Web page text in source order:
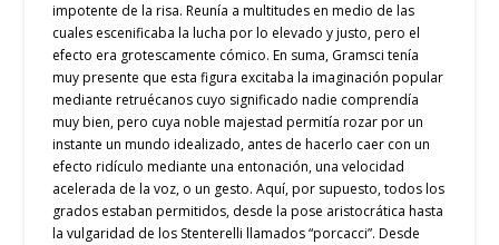
impotente de la risa. Reunía a multitudes en medio de las
cuales escenificaba la lucha por lo elevado y justo, pero el
efecto era grotescamente cómico. En suma, Gramsci tenía
muy presente que esta figura excitaba la imaginación popular
mediante retruécanos cuyo significado nadie comprendía
muy bien, pero cuya noble majestad permitía rozar por un
instante un mundo idealizado, antes de hacerlo caer con un
efecto ridículo mediante una entonación, una velocidad
acelerada de la voz, o un gesto. Aquí, por supuesto, todos los
grados estaban permitidos, desde la pose aristocrática hasta
la vulgaridad de los Stenterelli llamados “porcacci”. Desde